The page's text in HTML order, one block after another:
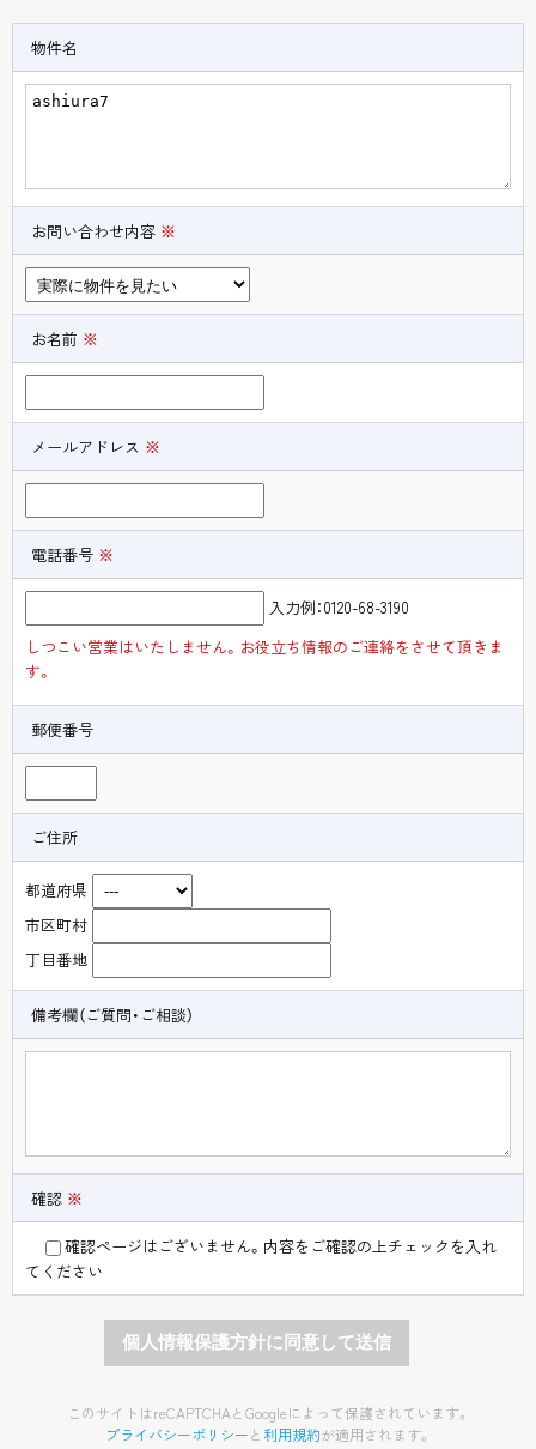
物件名
お問い合わせ内容 ※
お名前 ※
メールアドレス ※
電話番号 ※
入力例：0120-68-3190
しつこい営業はいたしません。お役立ち情報のご連絡をさせて頂きま
す。
郵便番号
ご住所
都道府県
市区町村
丁目番地
備考欄（ご質問・ご相談）
確認 ※
確認ページはございません。内容をご確認の上チェックを入れ
てください
このサイトはreCAPTCHAとGoogleによって保護されています。
プライバシーポリシーと 利用規約が適用されます。